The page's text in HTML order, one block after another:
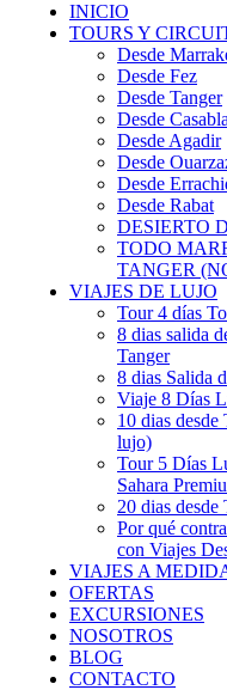
INICIO
TOURS Y
Desde
Desde Fez
Desde Tanger
Desde
Desde Agadir
Desde
Desde
Desde Rabat
DESIERTO
TODO
TANGER
VIAJES DE LUJO
Tour 4 días
8 dias salida
Tanger
8 dias Salida
Viaje 8 Días
10 dias
lujo)
Tour 5 Días
Sahara
20 dias
Por qué
con Viajes
VIAJES A
OFERTAS
EXCURSIONES
NOSOTROS
BLOG
CONTACTO